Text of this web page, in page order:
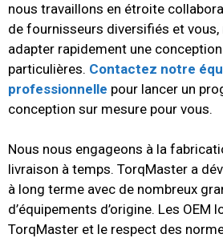
nous travaillons en étroite
de fournisseurs diversifiés et vous,
adapter rapidement une
particulières. Contactez notre
professionnelle pour lancer un
conception sur mesure pour vous.
Nous nous engageons à la
livraison à temps. TorqMaster a
à long terme avec de nombreux
d’équipements d’origine. Les OEM
TorqMaster et le respect des